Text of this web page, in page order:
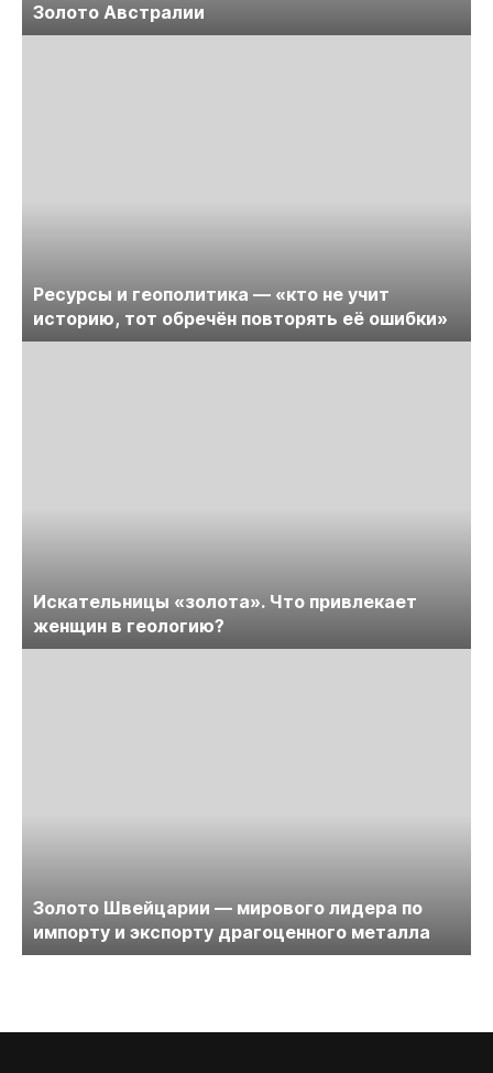
Золото Австралии
Ресурсы и геополитика — «кто не учит
историю, тот обречён повторять её ошибки»
Искательницы «золота». Что привлекает
женщин в геологию?
Золото Швейцарии — мирового лидера по
импорту и экспорту драгоценного металла